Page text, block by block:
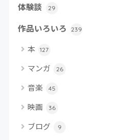
体験談 29
作品いろいろ 239
本 127
マンガ 26
音楽 45
映画 36
ブログ 9